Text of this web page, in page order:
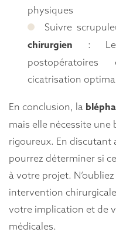
physiques
Suivre
chirurgien : Le
cicatrisation
En conclusion, la
mais elle nécessite
rigoureux. En discutant
pourrez déterminer si
à votre projet.
intervention
votre implication et de
médicales.